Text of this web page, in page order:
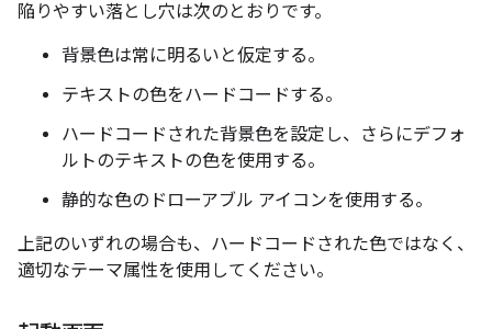
陥りやすい落とし穴は次のとおりです。
背景色は常に明るいと仮定する。
テキストの色をハードコードする。
ハードコードされた背景色を設定し、さらにデフォ
ルトのテキストの色を使用する。
静的な色のドローアブル アイコンを使用する。
上記のいずれの場合も、ハードコードされた色ではなく、
適切なテーマ属性を使用してください。